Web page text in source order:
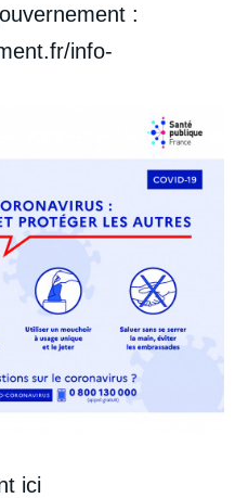
:
info-
ici